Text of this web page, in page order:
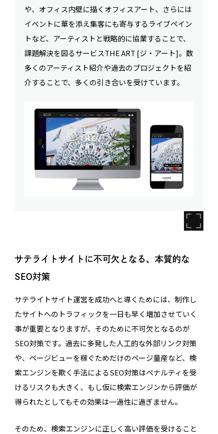
や、オフィス内壁に描くオフィスアート、さらには
イベントに華を添え集客にも寄与するライブペイン
トなど、アーティストと戦略的に協業することで、
課題解決を図るサービスTHE ART [ジ・アート]。数
多くのアーティスト紹介や過去のプロジェクトを紹
介することで、多くの引き合いを受けています。
サテライトサイトに不可欠となる、本質的な
SEO対策
サテライトサイト運営を成功へと導くためには、制作し
たサイトへのトラフィックを一日も早く増加させていく
事が重要となりますが、そのために不可欠となるのが
SEO対策です。過去に多発した人工的な外部リンク対策
や、ページビューを稼ぐためだけのページ量産など、検
索エンジンを欺く手法によるSEO対策はペナルティを受
けるリスクも大きく、もし仮に検索エンジンから評価が
得られたとしてもその効果は一過性に過ぎません。
そのため、検索エンジンに正しく高い評価を受けること